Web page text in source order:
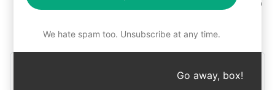
AIPRM Claude para o Google
We hate spam too. Unsubscribe at any time.
Go away, box!